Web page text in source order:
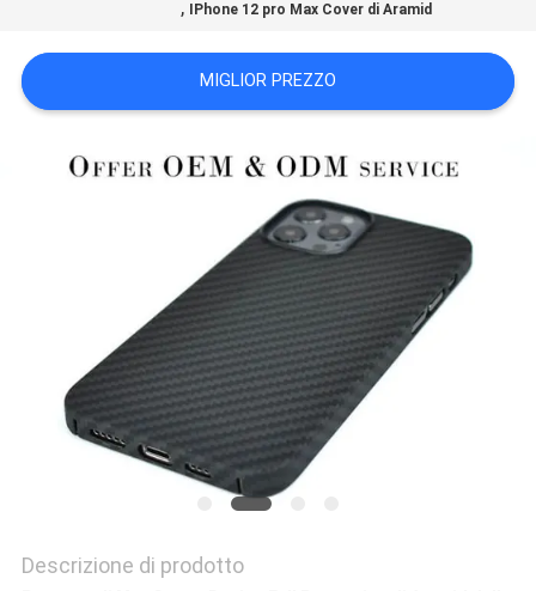
DEL
SITO
, IPhone 12 pro Max Cover di Aramid
MIGLIOR PREZZO
Descrizione di prodotto